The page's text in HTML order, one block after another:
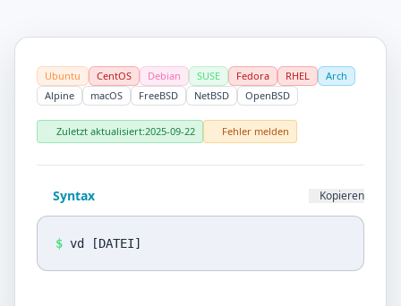
Kontakt
Impressum
Datenschutz
Sprache
Design
Ubuntu CentOS Debian SUSE Fedora RHEL
Arch
Alpine
macOS FreeBSD NetBSD OpenBSD
Zuletzt aktualisiert:2025-09-22 Fehler melden
Syntax Kopieren
$ vd [DATEI]